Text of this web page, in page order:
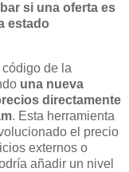
si una oferta es
estado
de la
una nueva
directamente
. Esta herramienta
el precio
externos o
añadir un nivel